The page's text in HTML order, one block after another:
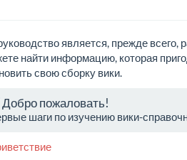
является, прежде
найти информацию, которая
свою сборку вики.
Добро пожаловать!
шаги по изучению вики-